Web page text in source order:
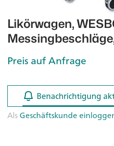
Likörwagen,
Preis auf Anfrage
Benachrichtigung
Benachrichtigung
AlsGeschäftskunde